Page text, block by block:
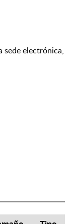
sede electrónica,